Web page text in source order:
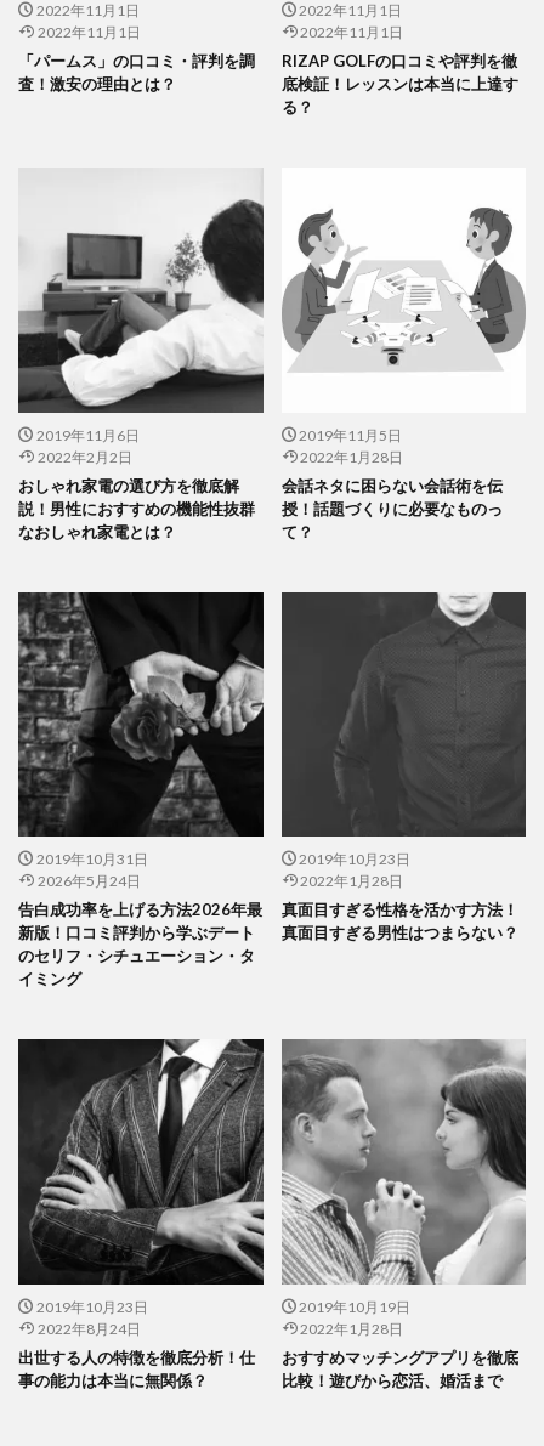
2022年11月1日
2022年11月1日
「パームス」の口コミ・評判を調
査！激安の理由とは？
2022年11月1日
2022年11月1日
RIZAP GOLFの口コミや評判を徹
底検証！レッスンは本当に上達す
る？
2019年11月6日
2022年2月2日
おしゃれ家電の選び方を徹底解
説！男性におすすめの機能性抜群
なおしゃれ家電とは？
2019年11月5日
2022年1月28日
会話ネタに困らない会話術を伝
授！話題づくりに必要なものっ
て？
2019年10月31日
2026年5月24日
告白成功率を上げる方法2026年最
新版！口コミ評判から学ぶデート
のセリフ・シチュエーション・タ
イミング
2019年10月23日
2022年1月28日
真面目すぎる性格を活かす方法！
真面目すぎる男性はつまらない？
2019年10月23日
2022年8月24日
出世する人の特徴を徹底分析！仕
事の能力は本当に無関係？
2019年10月19日
2022年1月28日
おすすめマッチングアプリを徹底
比較！遊びから恋活、婚活まで